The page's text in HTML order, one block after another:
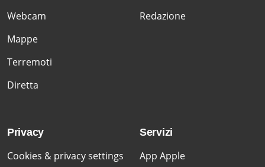
Webcam
Mappe
Terremoti
Diretta
Redazione
Privacy
Cookies & privacy settings
Servizi
App Apple